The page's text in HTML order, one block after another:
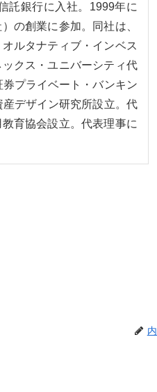
託銀行に入社。1999年に
の創業に参加。同社は、
ルタナティブ・インベス
クス・ユニバーシティ代
プライベート・バンキン
デザイン研究所設立。代
育協会設立。代表理事に